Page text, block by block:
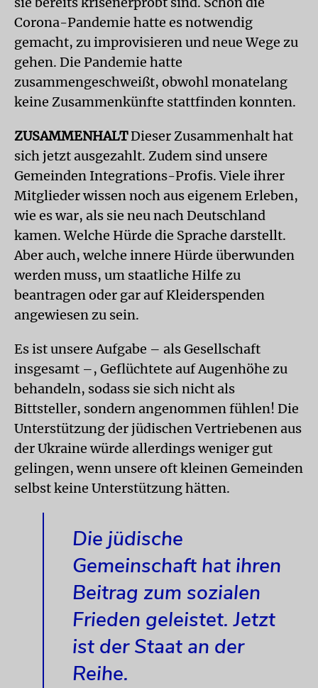
Corona-Pandemie hatte es notwendig
gemacht, zu improvisieren und neue Wege zu
gehen. Die Pandemie hatte
zusammengeschweißt, obwohl monatelang
keine Zusammenkünfte stattfinden konnten.
ZUSAMMENHALTDieser Zusammenhalt hat
sich jetzt ausgezahlt. Zudem sind unsere
Gemeinden Integrations-Profis. Viele ihrer
Mitglieder wissen noch aus eigenem Erleben,
wie es war, als sie neu nach Deutschland
kamen. Welche Hürde die Sprache darstellt.
Aber auch, welche innere Hürde überwunden
werden muss, um staatliche Hilfe zu
beantragen oder gar auf Kleiderspenden
angewiesen zu sein.
Es ist unsere Aufgabe – als Gesellschaft
insgesamt –, Geflüchtete auf Augenhöhe zu
behandeln, sodass sie sich nicht als
Bittsteller, sondern angenommen fühlen! Die
Unterstützung der jüdischen Vertriebenen aus
der Ukraine würde allerdings weniger gut
gelingen, wenn unsere oft kleinen Gemeinden
selbst keine Unterstützung hätten.
Die jüdische
Gemeinschaft hat ihren
Beitrag zum sozialen
Frieden geleistet. Jetzt
ist der Staat an der
Reihe.